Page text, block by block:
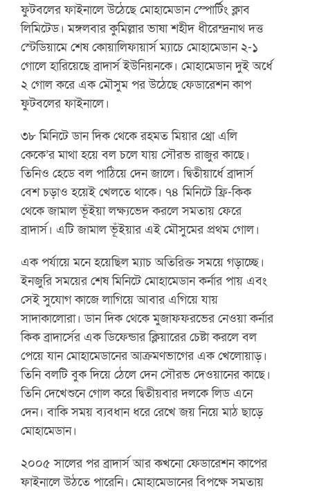
ফুটবলের ফাইনালে উঠেছে মোহামেডান স্পোর্টিং ক্লাব
লিমিটেড। মঙ্গলবার কুমিল্লার ভাষা শহীদ ধীরেন্দ্রনাথ দত্ত
স্টেডিয়ামে শেষ কোয়ালিফায়ার্স ম্যাচে মোহামেডান ২-১
গোলে হারিয়েছে ব্রাদার্স ইউনিয়নকে। মোহামেডান দুই অর্ধে
২ গোল করে এক মৌসুম পর উঠেছে ফেডারেশন কাপ
ফুটবলের ফাইনালে।
৩৮ মিনিটে ডান দিক থেকে রহমত মিয়ার থ্রো এলি
কেকে’র মাথা হয়ে বল চলে যায় সৌরভ রাজুর কাছে।
তিনিও হেডে বল পাঠিয়ে দেন জালে। দ্বিতীয়ার্ধে ব্রাদার্স
বেশ চড়াও হয়েই খেলতে থাকে। ৭৪ মিনিটে ফ্রি-কিক
থেকে জামাল ভূঁইয়া লক্ষ্যভেদ করলে সমতায় ফেরে
ব্রাদার্স। এটি জামাল ভূঁইয়ার এই মৌসুমের প্রথম গোল।
এক পর্যায়ে মনে হয়েছিল ম্যাচ অতিরিক্ত সময়ে গড়াচ্ছে।
ইনজুরি সময়ের শেষ মিনিটে মোহামেডান কর্নার পায় এবং
সেই সুযোগ কাজে লাগিয়ে আবার এগিয়ে যায়
সাদাকালোরা। ডান দিক থেকে মুজাফফরভের নেওয়া কর্নার
কিক ব্রাদার্সের এক ডিফেন্ডার ক্লিয়ারের চেষ্টা করলে বল
পেয়ে যান মোহামেডানের আক্রমণভাগের এক খেলোয়াড়।
তিনি বলটি বুক দিয়ে ঠেলে দেন সৌরভ দেওয়ানের কাছে।
তিনি দেখেশুনে গোল করে দ্বিতীয়বার দলকে লিড এনে
দেন। বাকি সময় ব্যবধান ধরে রেখে জয় নিয়ে মাঠ ছাড়ে
মোহামেডান।
২০০৫ সালের পর ব্রাদার্স আর কখনো ফেডারেশন কাপের
ফাইনালে উঠতে পারেনি। মোহামেডানের বিপক্ষে সমতায়